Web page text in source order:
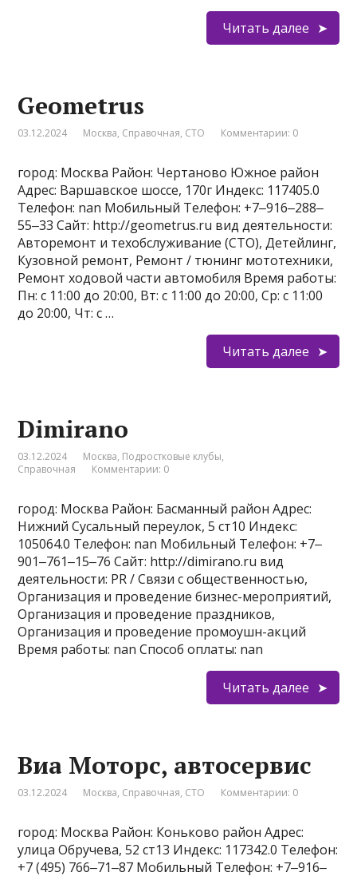
Читать далее
Geometrus
03.12.2024 Москва, Справочная, СТО Комментарии: 0
город: Москва Район: Чертаново Южное район
Адрес: Варшавское шоссе, 170г Индекс: 117405.0
Телефон: nan Мобильный Телефон: +7‒916‒288‒
55‒33 Сайт: http://geometrus.ru вид деятельности:
Авторемонт и техобслуживание (СТО), Детейлинг,
Кузовной ремонт, Ремонт / тюнинг мототехники,
Ремонт ходовой части автомобиля Время работы:
Пн: с 11:00 до 20:00, Вт: с 11:00 до 20:00, Ср: с 11:00
до 20:00, Чт: с …
Читать далее
Dimirano
03.12.2024 Москва, Подростковые клубы,
Справочная
Комментарии: 0
город: Москва Район: Басманный район Адрес:
Нижний Сусальный переулок, 5 ст10 Индекс:
105064.0 Телефон: nan Мобильный Телефон: +7‒
901‒761‒15‒76 Сайт: http://dimirano.ru вид
деятельности: PR / Связи с общественностью,
Организация и проведение бизнес-мероприятий,
Организация и проведение праздников,
Организация и проведение промоушн-акций
Время работы: nan Способ оплаты: nan
Читать далее
Виа Моторс, автосервис
03.12.2024 Москва, Справочная, СТО Комментарии: 0
город: Москва Район: Коньково район Адрес:
улица Обручева, 52 ст13 Индекс: 117342.0 Телефон:
+7 (495) 766‒71‒87 Мобильный Телефон: +7‒916‒